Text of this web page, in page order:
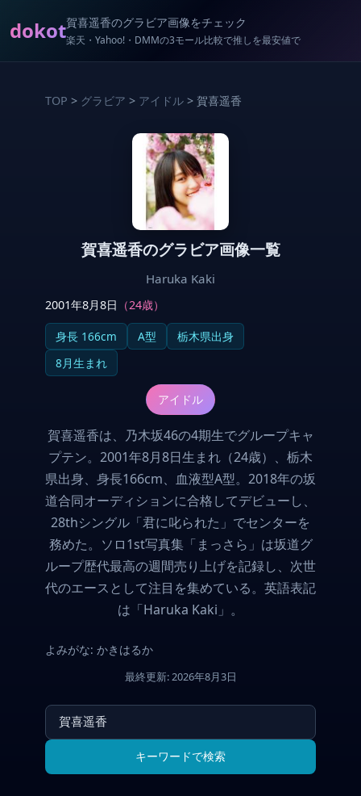
dokot賀喜遥香のグラビア画像をチェック
楽天・Yahoo!・DMMの3モール比較で推しを最安値で
TOP > グラビア > アイドル > 賀喜遥香
賀喜遥香のグラビア画像一覧
Haruka Kaki
2001年8月8日 （24歳）
身長 166cm A型
栃木県出身
8月生まれ
アイドル
賀喜遥香は、乃木坂46の4期生でグループキャ
プテン。2001年8月8日生まれ（24歳）、栃木
県出身、身長166cm、血液型A型。2018年の坂
道合同オーディションに合格してデビューし、
28thシングル「君に叱られた」でセンターを
務めた。ソロ1st写真集「まっさら」は坂道グ
ループ歴代最高の週間売り上げを記録し、次世
代のエースとして注目を集めている。英語表記
は「Haruka Kaki」。
よみがな: かきはるか
最終更新: 2026年8月3日
キーワードで検索